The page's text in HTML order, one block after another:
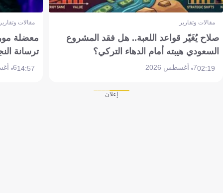
مقالات وتقارير
صلاح يُغَيّر قواعد اللعبة.. هل فقد المشروع
السعودي هيبته أمام الدهاء التركي؟
02:197 أغسطس 2026
مقالات
معضلة
ترسانة
14:576 أغسطس 2026
إعلان